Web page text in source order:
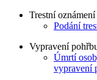
Trestní oznámení
Podání
Vypravení
Úmrtí
vypravení